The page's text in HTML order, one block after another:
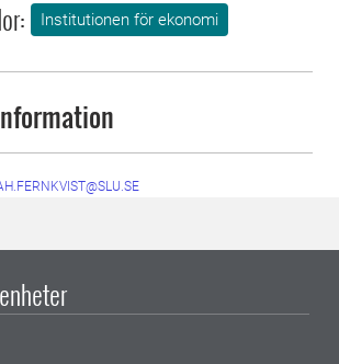
Institutionen för ekonomi